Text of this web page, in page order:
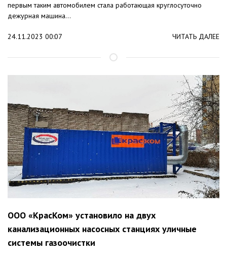
первым таким автомобилем стала работающая круглосуточно
дежурная машина...
24.11.2023 00:07 ЧИТАТЬ ДАЛЕЕ
ООО «КрасКом» установило на двух
канализационных насосных станциях уличные
системы газоочистки